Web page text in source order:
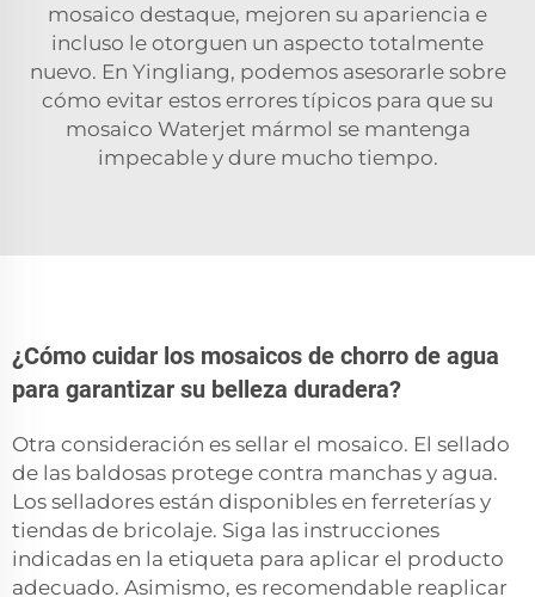
mosaico destaque, mejoren su apariencia e
incluso le otorguen un aspecto totalmente
nuevo. En Yingliang, podemos asesorarle sobre
cómo evitar estos errores típicos para que su
mosaico Waterjet mármol se mantenga
impecable y dure mucho tiempo.
¿Cómo cuidar los mosaicos de chorro de agua
para garantizar su belleza duradera?
Otra consideración es sellar el mosaico. El sellado
de las baldosas protege contra manchas y agua.
Los selladores están disponibles en ferreterías y
tiendas de bricolaje. Siga las instrucciones
indicadas en la etiqueta para aplicar el producto
adecuado. Asimismo, es recomendable reaplicar